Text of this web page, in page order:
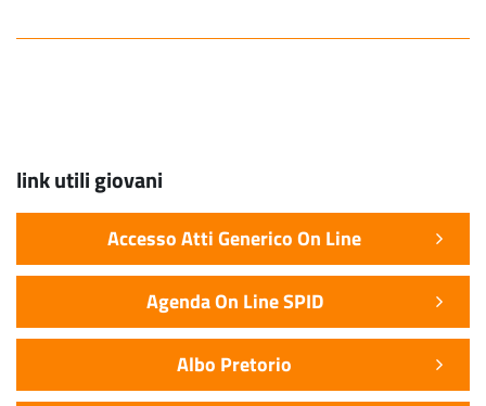
link utili giovani
Accesso Atti Generico On Line
Agenda On Line SPID
Albo Pretorio